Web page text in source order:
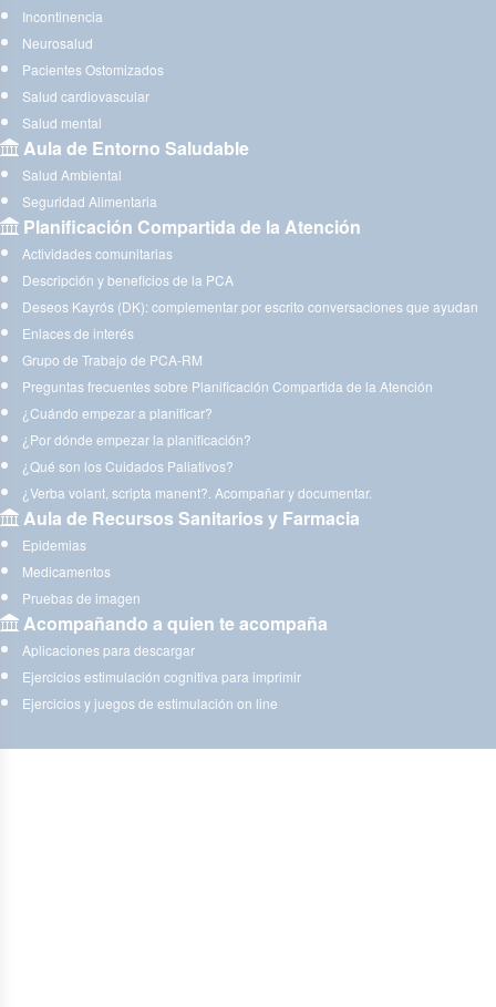
Incontinencia
Neurosalud
Pacientes Ostomizados
Salud cardiovascular
Salud mental
Aula de Entorno Saludable
Salud Ambiental
Seguridad Alimentaria
Planificación Compartida de la Atención
Actividades comunitarias
Descripción y beneficios de la PCA
Deseos Kayrós (DK): complementar por escrito conversaciones que ayudan
Enlaces de interés
Grupo de Trabajo de PCA-RM
Preguntas frecuentes sobre Planificación Compartida de la Atención
¿Cuándo empezar a planificar?
¿Por dónde empezar la planificación?
¿Qué son los Cuidados Paliativos?
¿Verba volant, scripta manent?. Acompañar y documentar.
Aula de Recursos Sanitarios y Farmacia
Epidemias
Medicamentos
Pruebas de imagen
Acompañando a quien te acompaña
Aplicaciones para descargar
Ejercicios estimulación cognitiva para imprimir
Ejercicios y juegos de estimulación on line